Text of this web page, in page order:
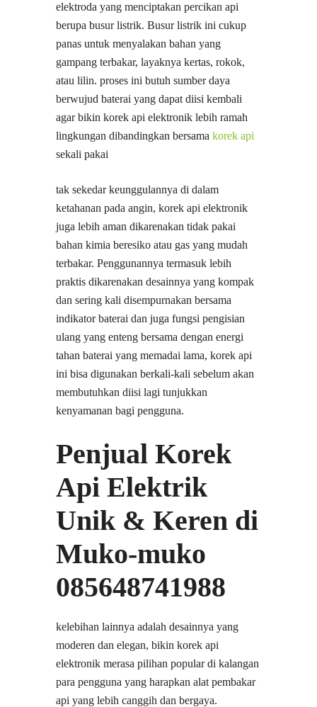
elektroda yang menciptakan percikan api
berupa busur listrik. Busur listrik ini cukup
panas untuk menyalakan bahan yang
gampang terbakar, layaknya kertas, rokok,
atau lilin. proses ini butuh sumber daya
berwujud baterai yang dapat diisi kembali
agar bikin korek api elektronik lebih ramah
lingkungan dibandingkan bersama korek api
sekali pakai
tak sekedar keunggulannya di dalam
ketahanan pada angin, korek api elektronik
juga lebih aman dikarenakan tidak pakai
bahan kimia beresiko atau gas yang mudah
terbakar. Penggunannya termasuk lebih
praktis dikarenakan desainnya yang kompak
dan sering kali disempurnakan bersama
indikator baterai dan juga fungsi pengisian
ulang yang enteng bersama dengan energi
tahan baterai yang memadai lama, korek api
ini bisa digunakan berkali-kali sebelum akan
membutuhkan diisi lagi tunjukkan
kenyamanan bagi pengguna.
Penjual Korek
Api Elektrik
Unik & Keren di
Muko-muko
085648741988
kelebihan lainnya adalah desainnya yang
moderen dan elegan, bikin korek api
elektronik merasa pilihan popular di kalangan
para pengguna yang harapkan alat pembakar
api yang lebih canggih dan bergaya.